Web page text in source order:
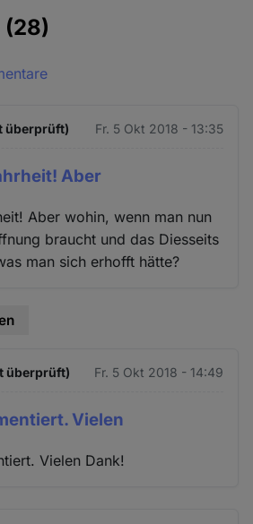
(28)
überprüft) Fr. 5 Okt 2018 - 13:35
Aber
Aber wohin, wenn man nun
braucht und das Diesseits
man sich erhofft hätte?
überprüft) Fr. 5 Okt 2018 - 14:49
Vielen
Vielen Dank!